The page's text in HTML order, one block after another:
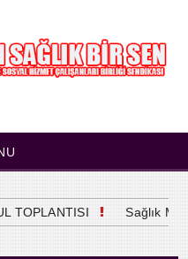
Sağlık